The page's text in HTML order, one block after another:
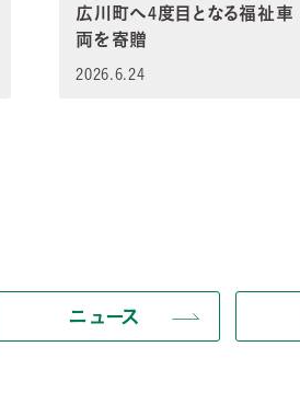
広川町へ4度目となる福祉車
両を寄贈
2026.6.24
ニュース